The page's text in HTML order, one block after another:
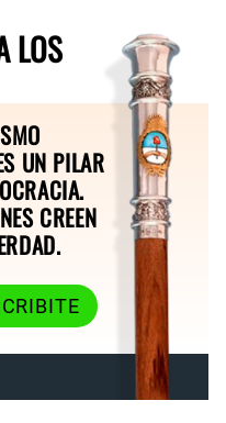
LOS
UN PILAR
CREEN